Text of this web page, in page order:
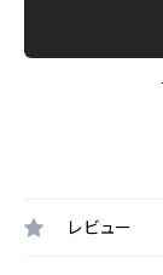
レビュー